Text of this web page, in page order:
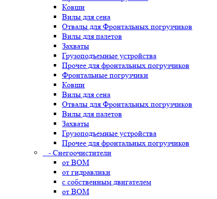
Ковши
Вилы для сена
Отвалы для Фронтальных погрузчиков
Вилы для палетов
Захваты
Грузоподъемные устройства
Прочее для фронтальных погрузчиков
Фронтальные погрузчики
Ковши
Вилы для сена
Отвалы для Фронтальных погрузчиков
Вилы для палетов
Захваты
Грузоподъемные устройства
Прочее для фронтальных погрузчиков
- Снегоочистители
от ВОМ
от гидравлики
с собственным двигателем
от ВОМ